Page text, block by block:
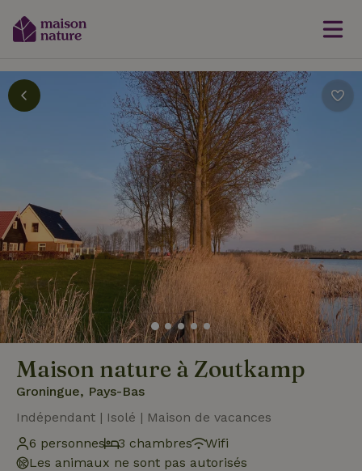
Maison nature à Zoutkamp
Groningue, Pays-Bas
Indépendant | Isolé | Maison de vacances
6 personnes
3 chambres
Wifi
Les animaux ne sont pas autorisés